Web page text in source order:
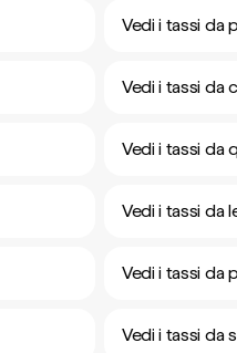
Vedi i tassi da
Vedi i tassi da
Vedi i tassi da
Vedi i tassi da
Vedi i tassi da
Vedi i tassi da